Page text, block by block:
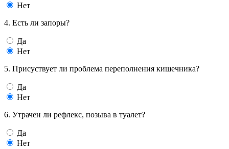
Нет
4. Есть ли запоры?
Да
Нет
5. Присуствует ли проблема переполнения кишечника?
Да
Нет
6. Утрачен ли рефлекс, позыва в туалет?
Да
Нет